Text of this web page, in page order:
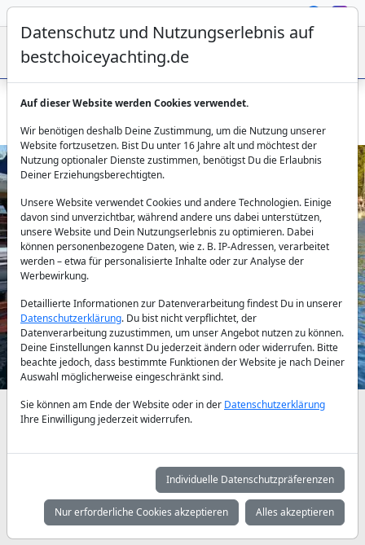
Gulet Ahmet Ertürk mieten ab Bozburun für 8 Gäste
Previous Next
Verfügbarkeiten und Tagespreise nach Absprache
Mai Juni
1.200 €
Juli
1.375 €
August
1.375 €
September
1.030 €
Oktober
945 €
Datenschutz und Nutzungserlebnis auf
bestchoiceyachting.de
Auf dieser Website werden Cookies verwendet.
Wir benötigen deshalb Deine Zustimmung, um die Nutzung unserer
Website fortzusetzen. Bist Du unter 16 Jahre alt und möchtest der
Nutzung optionaler Dienste zustimmen, benötigst Du die Erlaubnis
Deiner Erziehungsberechtigten.
Unsere Website verwendet Cookies und andere Technologien. Einige
davon sind unverzichtbar, während andere uns dabei unterstützen,
unsere Website und Dein Nutzungserlebnis zu optimieren. Dabei
können personenbezogene Daten, wie z. B. IP-Adressen, verarbeitet
werden – etwa für personalisierte Inhalte oder zur Analyse der
Werbewirkung.
Detaillierte Informationen zur Datenverarbeitung findest Du in unserer
Datenschutzerklärung. Du bist nicht verpflichtet, der
Datenverarbeitung zuzustimmen, um unser Angebot nutzen zu können.
Deine Einstellungen kannst Du jederzeit ändern oder widerrufen. Bitte
beachte jedoch, dass bestimmte Funktionen der Website je nach Deiner
Auswahl möglicherweise eingeschränkt sind.
Sie können am Ende der Website oder in der Datenschutzerklärung
Ihre Einwilligung jederzeit widerrufen.
Individuelle Datenschutzpräferenzen
Nur erforderliche Cookies akzeptieren Alles akzeptieren